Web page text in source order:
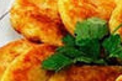
Hi-Tech. Интернет
Россия
Наука и техника
Политика